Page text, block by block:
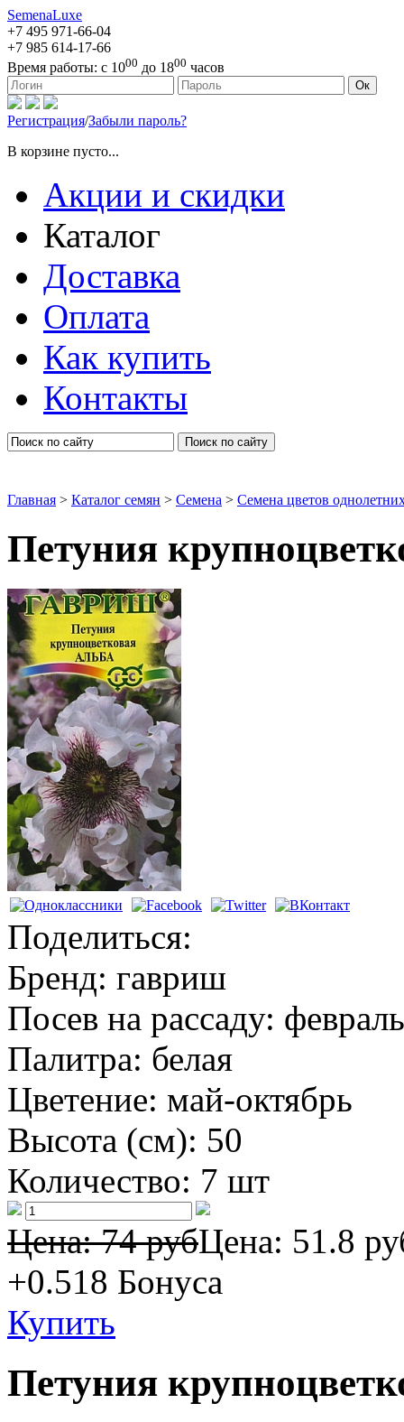
SemenaLuxe
+7 495 971-66-04
+7 985 614-17-66
Время работы: с 1000 до 1800 часов
127473, г. Москва, ул. Краснопролетарская, д. 16, стр. 1 Ок
Регистрация/Забыли пароль?
В корзине пусто...
Акции и скидки
Каталог
Доставка
Оплата
Как купить
Контакты
Поиск по сайту
Главная > Каталог семян > Семена > Семена цветов
Петуния
Петунии
Поделиться:
Бренд: гавриш
Посев на рассаду:
Палитра: белая
Цветение: май-октябрь
Высота (см): 50
Количество: 7 шт
Цена: 74 рубЦена: 51.8
+0.518 Бонуса
Купить
Петуния